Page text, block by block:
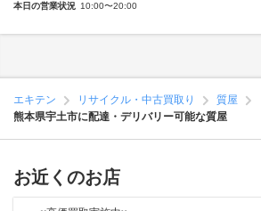
本日の営業状況 10:00〜20:00
エキテン リサイクル・中古買取り
質屋
熊本県宇土市に配達・デリバリー可能な質屋
お近くのお店